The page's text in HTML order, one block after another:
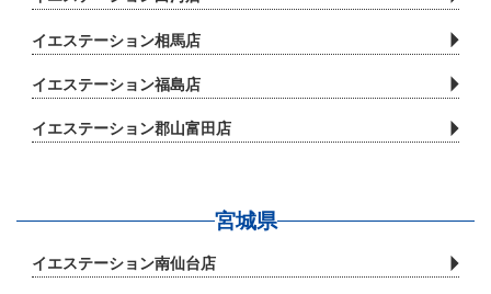
4．法令・社内規定の遵守
諸規則の遵守に努めます。
当社は、当社の個人情報の取り扱いに関してご本人又
実にこれに対応し、 また必要に応じて当社における
イエステーション相馬店
イエステーション福島店
イエステーション郡山富田店
宮城県
イエステーション南仙台店